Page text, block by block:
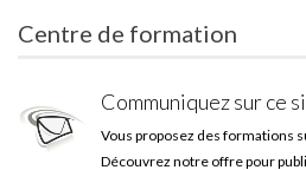
Centre de formation
Communiquez sur ce
Vous proposez des formations
Découvrez notre offre pour